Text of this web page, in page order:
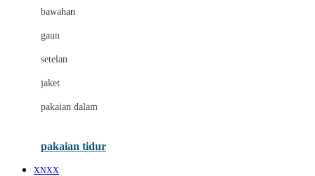
Drew
bawahan
gaun
setelan
jaket
pakaian dalam
pakaian tidur
XNXX